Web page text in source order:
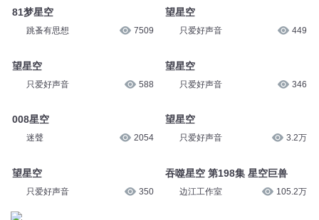
81梦星空
跳蚤有思想 7509
望星空
只爱好声音 588
008星空
迷聲 2054
望星空
只爱好声音 350
望星空
只爱好声音 449
望星空
只爱好声音 346
望星空
只爱好声音 3.2万
吞噬星空 第198集 星空巨兽
边江工作室 105.2万